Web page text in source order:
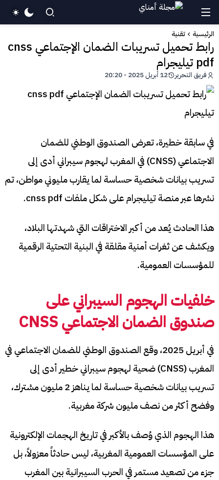
الرئيسية تقنية
رابط تحميل تسريبات الضمان الإجتماعي cnss
pdf تيليجرام
فريق التحرير 12 أبريل 2025 - 20:20
في سابقة خطيرة، تعرض الصندوق الوطني للضمان
الاجتماعي (CNSS) في المغرب لهجوم سيبراني أدى إلى
تسريب بيانات شخصية حساسة لما يقارب مليوني مواطن، تم
نشرها عبر منصة تيليجرام على شكل ملفات cnss pdf.
هذا الحادث يُعد من أكبر الاختراقات التي شهدتها البلاد،
ويكشف عن ثغرات أمنية مقلقة في البنية التحتية الرقمية
للمؤسسات العمومية.​
خلفيات الهجوم السيبراني على
صندوق الضمان الاجتماعيCNSS
في أبريل 2025، وقع الصندوق الوطني للضمان الاجتماعي في
المغرب (CNSS) ضحية لهجوم سيبراني خطير أدى إلى
تسريب بيانات شخصية حساسة لما يناهز 2 مليون مشترك،
وفضح أكثر من نصف مليون شركة مغربية.
هذا الهجوم الذي وُصف بالأكبر في تاريخ الهجمات الإلكترونية
على المؤسسات العمومية المغربية، ليس حادثاً معزولاً، بل
جزء من تصعيد مستمر في الحرب السيبرانية بين المغرب